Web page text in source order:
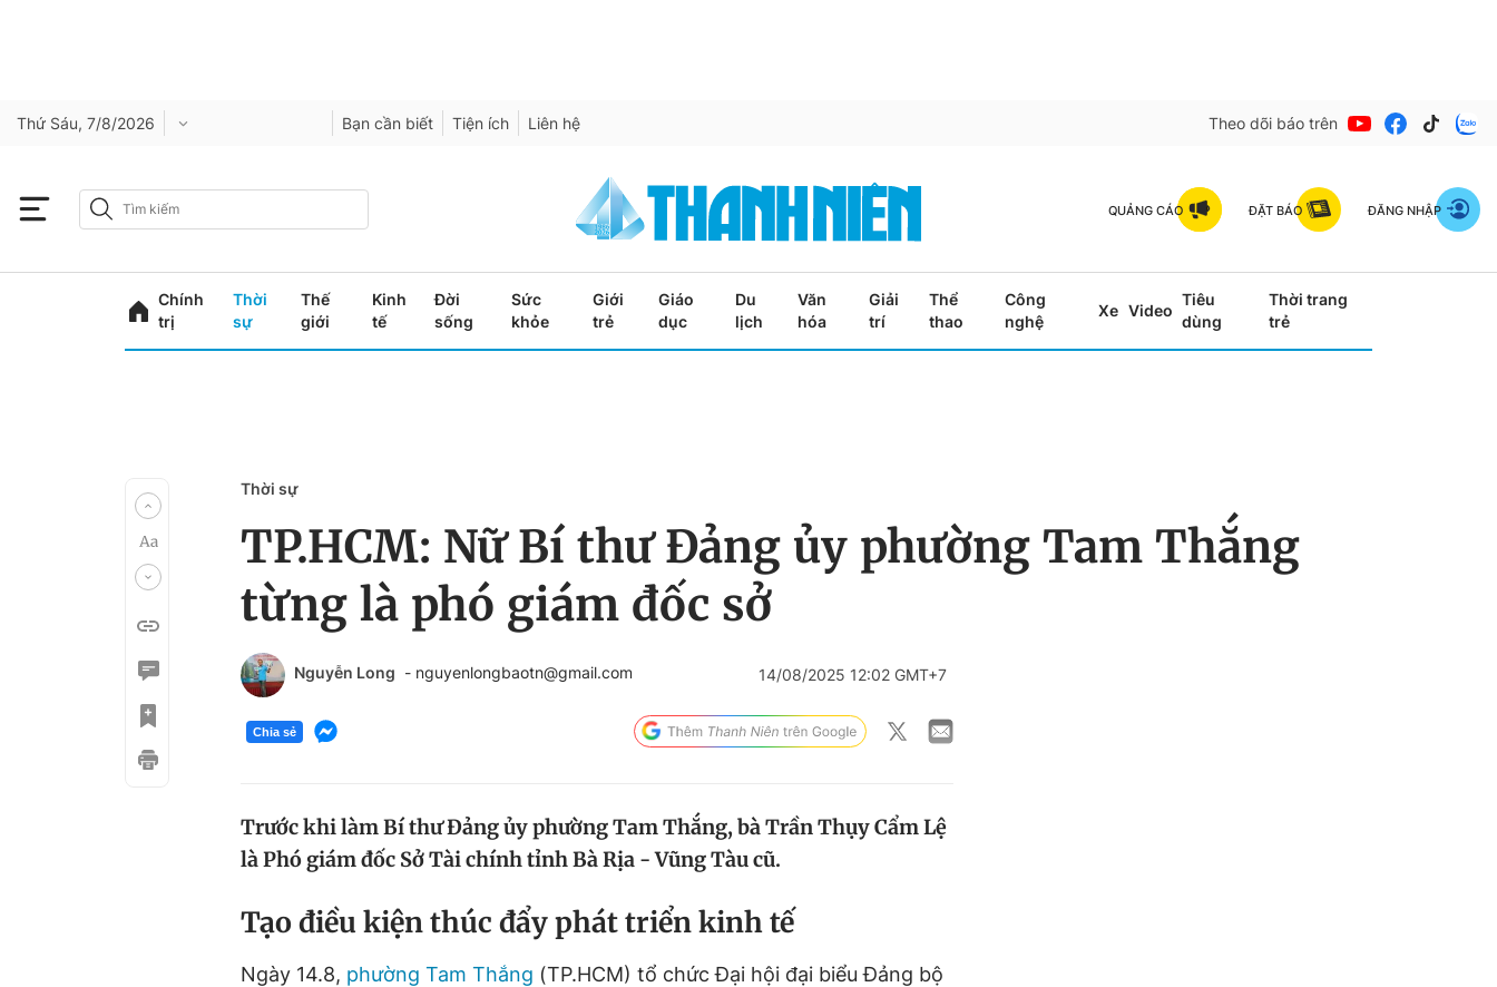
Thứ Sáu, 7/8/2026 Bạn cần biết Tiện ích Liên hệ Theo dõi báo trên
QUẢNG CÁO ĐẶT BÁO ĐĂNG NHẬP
Chính
trị
Thời
sự
Thế
giới
Kinh
tế
Đời
sống
Sức
khỏe
Giới
trẻ
Giáo
dục
Du
lịch
Văn
hóa
Giải
trí
Thể
thao
Công
nghệ
Xe Video
Tiêu
dùng
Thời trang
trẻ
Thời sự
TP.HCM: Nữ Bí thư Đảng ủy phường Tam Thắng
từng là phó giám đốc sở
Nguyễn Long - nguyenlongbaotn@gmail.com 14/08/2025 12:02 GMT+7
Chia sẻ
Trước khi làm Bí thư Đảng ủy phường Tam Thắng, bà Trần Thụy Cẩm Lệ
là Phó giám đốc Sở Tài chính tỉnh Bà Rịa - Vũng Tàu cũ.
Tạo điều kiện thúc đẩy phát triển kinh tế
Ngày 14.8, phường Tam Thắng (TP.HCM) tổ chức Đại hội đại biểu Đảng bộ